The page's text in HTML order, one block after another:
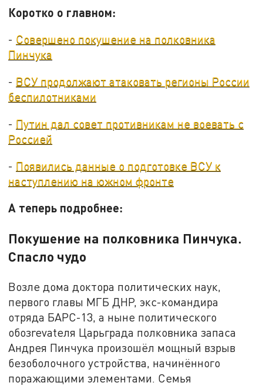
Коротко о главном:
- Совершено покушение на полковника
Пинчука
- ВСУ продолжают атаковать регионы России
беспилотниками
- Путин дал совет противникам не воевать с
Россией
- Появились данные о подготовке ВСУ к
наступлению на южном фронте
А теперь подробнее:
Покушение на полковника Пинчука.
Спасло чудо
Возле дома доктора политических наук,
первого главы МГБ ДНР, экс-командира
отряда БАРС-13, а ныне политического
обозrevateля Царьграда полковника запаса
Андрея Пинчука произошёл мощный взрыв
безоболочного устройства, начинённого
поражающими элементами. Семья